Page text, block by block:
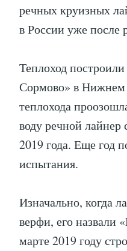
речных круизных
в России уже после
Теплоход
Сормово» в Нижнем
теплохода
воду речной лайнер
2019 года. Еще год
испытания.
Изначально, когда
верфи, его назвали
марте 2019 году